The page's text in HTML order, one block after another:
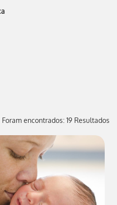
Foram encontrados: 19 Resultados